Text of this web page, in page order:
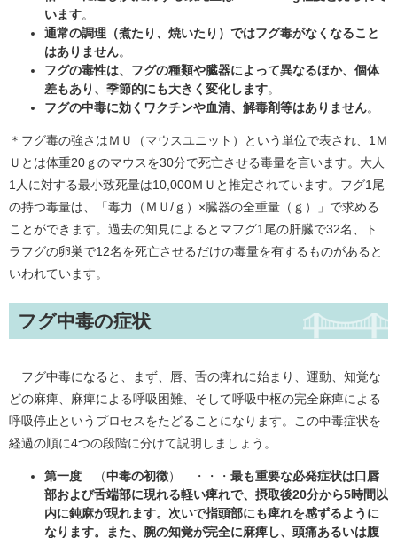
います。
通常の調理（煮たり、焼いたり）ではフグ毒がなくなること
はありません。
フグの毒性は、フグの種類や臓器によって異なるほか、個体
差もあり、季節的にも大きく変化します。
フグの中毒に効くワクチンや血清、解毒剤等はありません。
＊フグ毒の強さはＭＵ（マウスユニット）という単位で表され、1Ｍ
Ｕとは体重20ｇのマウスを30分で死亡させる毒量を言います。大人
1人に対する最小致死量は10,000ＭＵと推定されています。フグ1尾
の持つ毒量は、「毒力（ＭＵ/ｇ）×臓器の全重量（ｇ）」で求める
ことができます。過去の知見によるとマフグ1尾の肝臓で32名、ト
ラフグの卵巣で12名を死亡させるだけの毒量を有するものがあると
いわれています。
フグ中毒の症状
フグ中毒になると、まず、唇、舌の痺れに始まり、運動、知覚な
どの麻痺、麻痺による呼吸困難、そして呼吸中枢の完全麻痺による
呼吸停止というプロセスをたどることになります。この中毒症状を
経過の順に4つの段階に分けて説明しましょう。
第一度 （中毒の初徴） ・・・ 最も重要な必発症状は口唇
部および舌端部に現れる軽い痺れで、摂取後20分から5時間以
内に鈍麻が現れます。次いで指頭部にも痺れを感ずるように
なります。また、腕の知覚が完全に麻痺し、頭痛あるいは腹